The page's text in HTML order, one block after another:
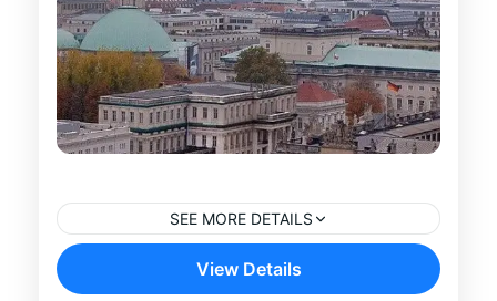
SEE MORE DETAILS
Descubre el lado más alternativo y
auténtico de Berlín en un fascinante
View Details